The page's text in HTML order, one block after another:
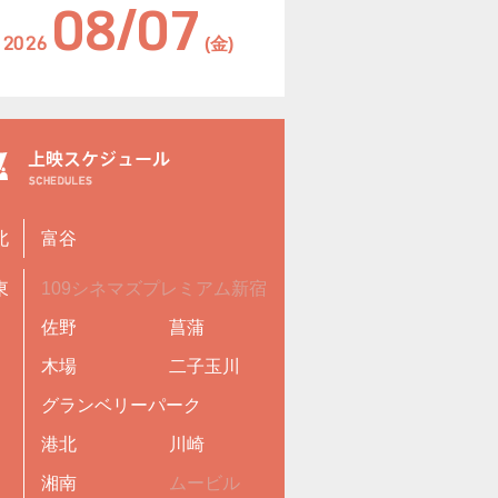
2026 08/07 (金)
富谷
109シネマズプレミアム新宿
佐野 菖蒲
木場 二子玉川
グランベリーパーク
港北 川崎
湘南 ムービル